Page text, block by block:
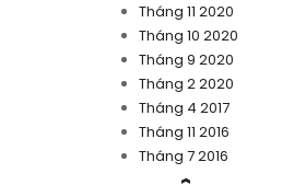
Tháng 11 2020
Tháng 10 2020
Tháng 9 2020
Tháng 2 2020
Tháng 4 2017
Tháng 11 2016
Tháng 7 2016